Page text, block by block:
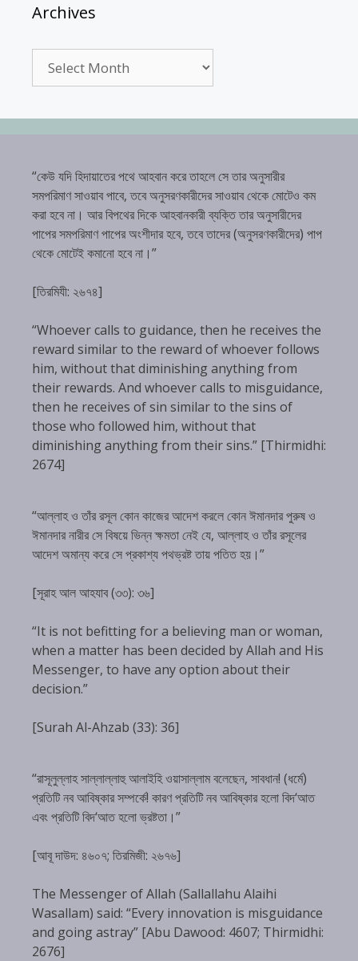
Archives
“কেউ যদি হিদায়াতের পথে আহবান করে তাহলে সে তার অনুসারীর
সমপরিমাণ সাওয়াব পাবে, তবে অনুসরণকারীদের সাওয়াব থেকে মোটেও কম
করা হবে না। আর বিপথের দিকে আহবানকারী ব্যক্তি তার অনুসারীদের
পাপের সমপরিমাণ পাপের অংশীদার হবে, তবে তাদের (অনুসরণকারীদের) পাপ
থেকে মোটেই কমানো হবে না।”
[তিরমিযী: ২৬৭৪]
“Whoever calls to guidance, then he receives the
reward similar to the reward of whoever follows
him, without that diminishing anything from
their rewards. And whoever calls to misguidance,
then he receives of sin similar to the sins of
those who followed him, without that
diminishing anything from their sins.” [Thirmidhi:
2674]
“আল্লাহ ও তাঁর রসূল কোন কাজের আদেশ করলে কোন ঈমানদার পুরুষ ও
ঈমানদার নারীর সে বিষয়ে ভিন্ন ক্ষমতা নেই যে, আল্লাহ ও তাঁর রসূলের
আদেশ অমান্য করে সে প্রকাশ্য পথভ্রষ্ট তায় পতিত হয়।”
[সূরাহ আল আহযাব (৩৩): ৩৬]
“It is not befitting for a believing man or woman,
when a matter has been decided by Allah and His
Messenger, to have any option about their
decision.”
[Surah Al-Ahzab (33): 36]
“রাসূলুল্লাহ সাল্লাল্লাহু আলাইহি ওয়াসাল্লাম বলেছেন, সাবধান! (ধর্মে)
প্রতিটি নব আবিষ্কার সম্পর্কে! কারণ প্রতিটি নব আবিষ্কার হলো বিদ‘আত
এবং প্রতিটি বিদ‘আত হলো ভ্রষ্টতা।”
[আবূ দাউদ: ৪৬০৭; তিরমিজী: ২৬৭৬]
The Messenger of Allah (Sallallahu Alaihi
Wasallam) said: “Every innovation is misguidance
and going astray” [Abu Dawood: 4607; Thirmidhi:
2676]